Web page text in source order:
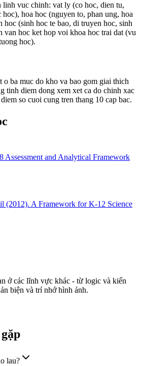
linh vuc chinh: vat ly (co hoc, dien tu,
hoa hoc (nguyen to, phan ung, hoa
hoc (sinh hoc te bao, di truyen hoc, sinh
van hoc ket hop voi khoa hoc trai dat (vu
hoc).
ba muc do kho va bao gom giai thich
tinh diem dong xem xet ca do chinh xac
so cuoi cung tren thang 10 cap bac.
Assessment and Analytical Framework
(2012). A Framework for K-12 Science
ở các lĩnh vực khác - từ logic và kiến
biện và trí nhớ hình ảnh.
lau?